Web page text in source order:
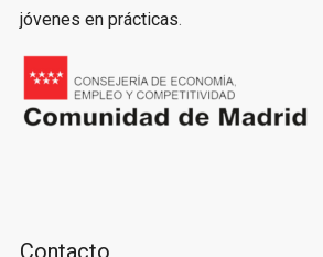
jóvenes en prácticas.